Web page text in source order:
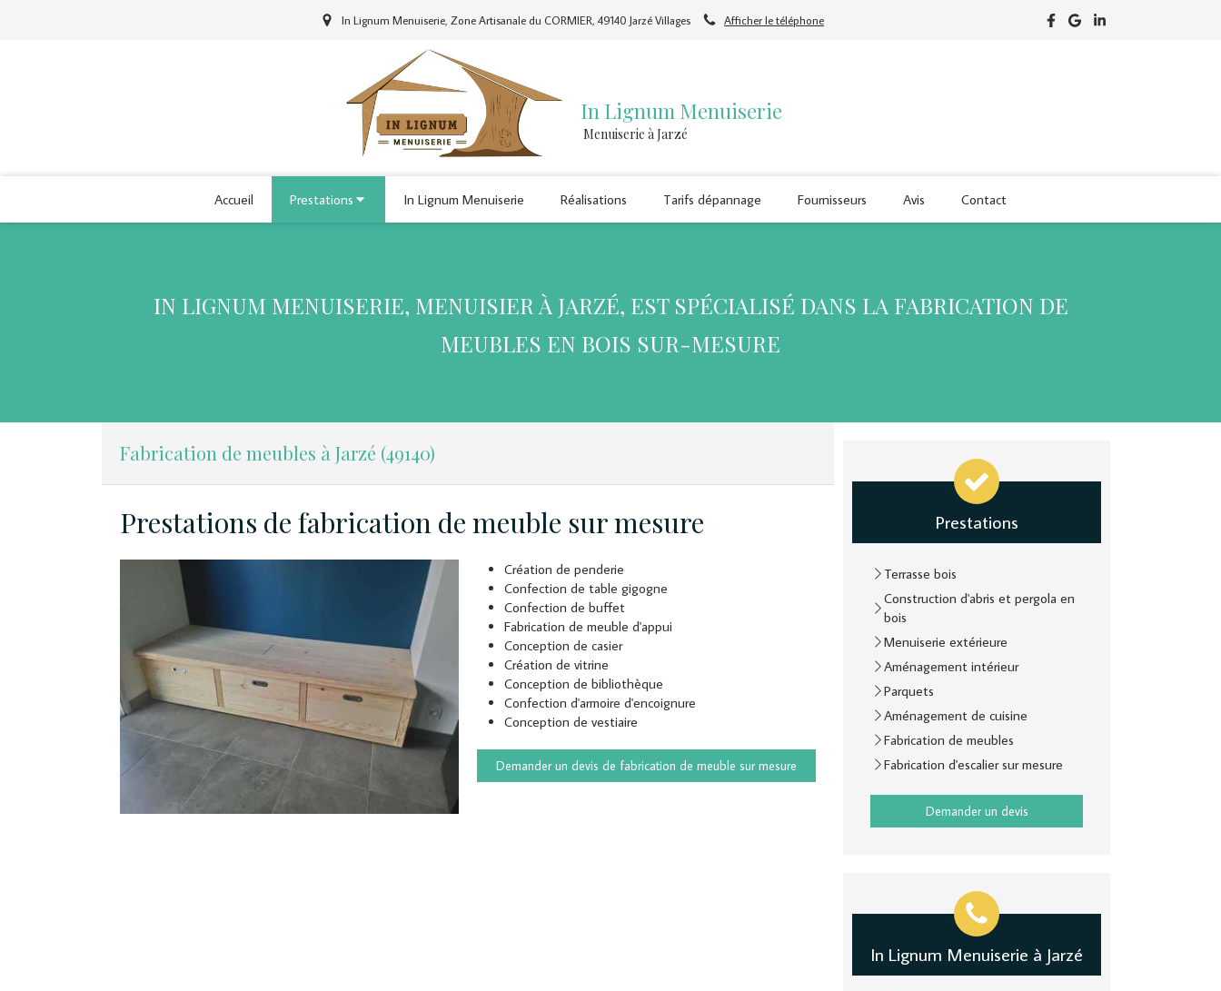
In Lignum Menuiserie, Zone Artisanale du CORMIER, 49140 Jarzé Villages Afficher le téléphone
In Lignum Menuiserie
Menuiserie à Jarzé
Accueil Prestations In Lignum Menuiserie Réalisations Tarifs dépannage Fournisseurs Avis Contact
IN LIGNUM MENUISERIE, MENUISIER À JARZÉ, EST SPÉCIALISÉ DANS LA FABRICATION DE
MEUBLES EN BOIS SUR-MESURE
Fabrication de meubles à Jarzé (49140)
Prestations de fabrication de meuble sur mesure
Création de penderie
Confection de table gigogne
Confection de buffet
Fabrication de meuble d'appui
Conception de casier
Création de vitrine
Conception de bibliothèque
Confection d'armoire d'encoignure
Conception de vestiaire
Demander un devis de fabrication de meuble sur mesure
Prestations
Terrasse bois
Construction d'abris et pergola en
bois
Menuiserie extérieure
Aménagement intérieur
Parquets
Aménagement de cuisine
Fabrication de meubles
Fabrication d'escalier sur mesure
Demander un devis
In Lignum Menuiserie à Jarzé